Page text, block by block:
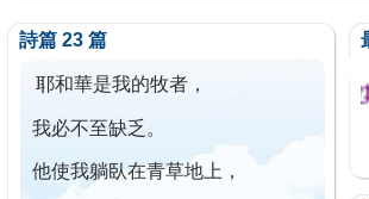
詩篇 23 篇
耶和華是我的牧者，
我必不至缺乏。
他使我躺臥在青草地上，
今已篩檢出1700位乳癌患者,提醒您定期